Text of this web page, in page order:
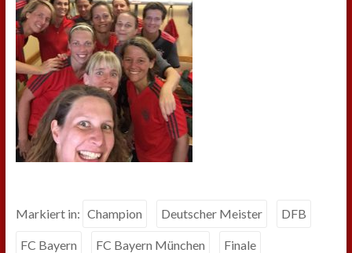
Markiert in: Champion Deutscher Meister DFB
FC Bayern FC Bayern München Finale